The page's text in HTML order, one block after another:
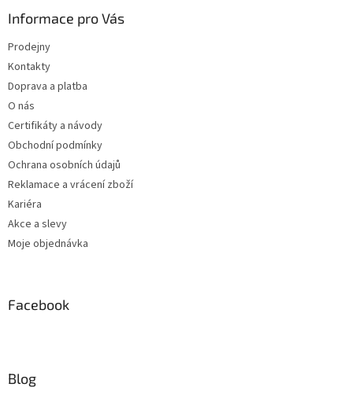
Informace pro Vás
Prodejny
Kontakty
Doprava a platba
O nás
Certifikáty a návody
Obchodní podmínky
Ochrana osobních údajů
Reklamace a vrácení zboží
Kariéra
Akce a slevy
Moje objednávka
Facebook
Blog